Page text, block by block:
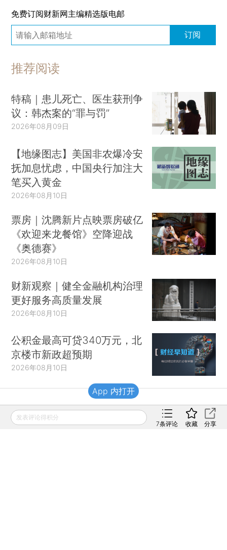
免费订阅财新网主编精选版电邮
订阅
推荐阅读
特稿｜患儿死亡、医生获刑争
议：韩杰案的“罪与罚”
2026年08月09日
【地缘图志】美国非农爆冷安
抚加息忧虑，中国央行加注大
笔买入黄金
2026年08月10日
票房｜沈腾新片点映票房破亿
《欢迎来龙餐馆》空降迎战
《奥德赛》
2026年08月10日
财新观察｜健全金融机构治理
更好服务高质量发展
2026年08月10日
公积金最高可贷340万元，北
京楼市新政超预期
2026年08月10日
财新移动
发表评论得积分
7条评论 收藏 分享
App 内打开